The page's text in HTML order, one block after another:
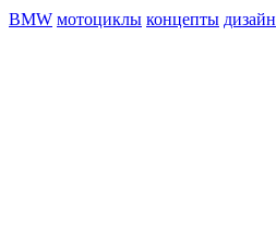
BMW мотоциклы концепты дизайн